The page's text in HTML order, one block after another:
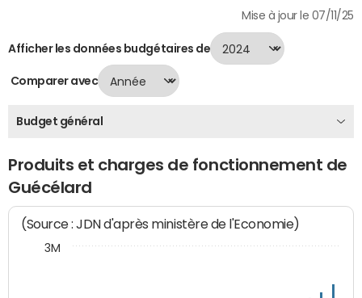
Mise à jour le 07/11/25
Afficher les données budgétaires de
Comparer avec
Budget général
Produits et charges de fonctionnement de
Guécélard
(Source : JDN d'après ministère de l'Economie)
3M